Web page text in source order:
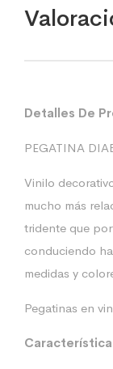
Detalles De
PEGATINA
Vinilo
mucho más
tridente que
conduciendo
medidas y
Pegatinas en